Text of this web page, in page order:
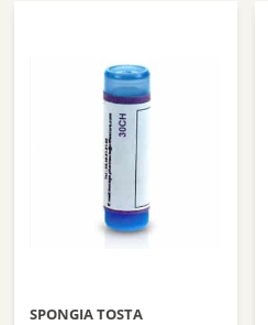
SPONGIA TOSTA